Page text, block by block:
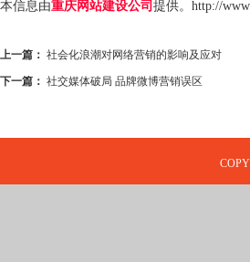
本信息由重庆网站建设公司 提供。 http://
上一篇： 社会化浪潮对网络营销的影响及应对
下一篇： 社交媒体破局 品牌微博营销误区